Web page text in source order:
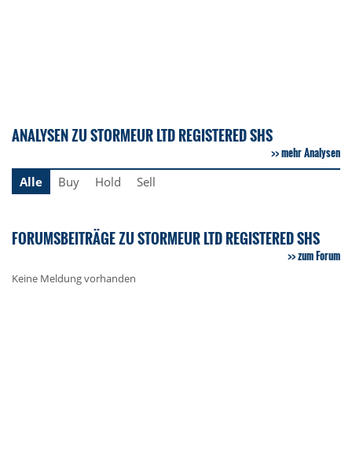
ANALYSEN ZU STORMEUR LTD REGISTERED SHS
mehr Analysen
Alle
Buy Hold Sell
FORUMSBEITRÄGE ZU STORMEUR LTD REGISTERED SHS
zum Forum
Keine Meldung vorhanden